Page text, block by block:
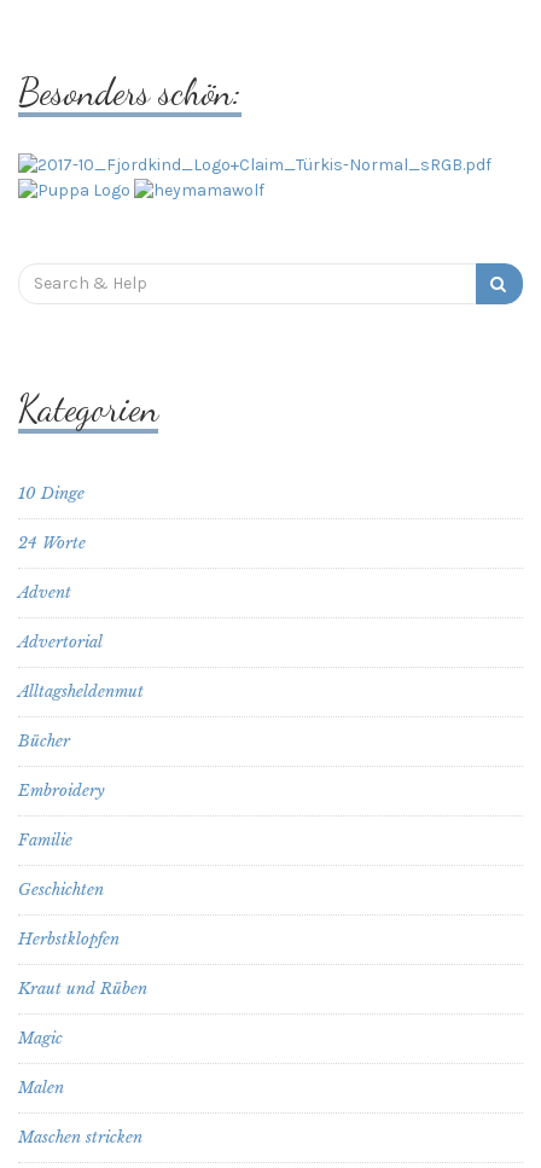
Besonders schön:
Search
for:
Kategorien
10 Dinge
24 Worte
Advent
Advertorial
Alltagsheldenmut
Bücher
Embroidery
Familie
Geschichten
Herbstklopfen
Kraut und Rüben
Magic
Malen
Maschen stricken